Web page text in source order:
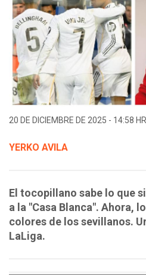
20 DE DICIEMBRE DE 2025 - 14:58
YERKO AVILA
El tocopillano sabe lo que
a la "Casa Blanca". Ahora,
colores de los sevillanos.
LaLiga.